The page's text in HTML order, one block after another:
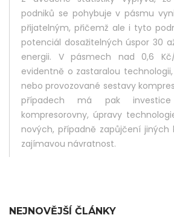
podniků se pohybuje v pásmu
přijatelným, přičemž ale i tyto
potenciál dosažitelných úspor 30
energii. V pásmech nad 0,6
evidentně o zastaralou
nebo provozované sestavy
případech má pak
kompresorovny, úpravy
nových, případně zapůjčení jiných
zajímavou návratnost.
NEJNOVĚJŠÍ ČLÁNKY